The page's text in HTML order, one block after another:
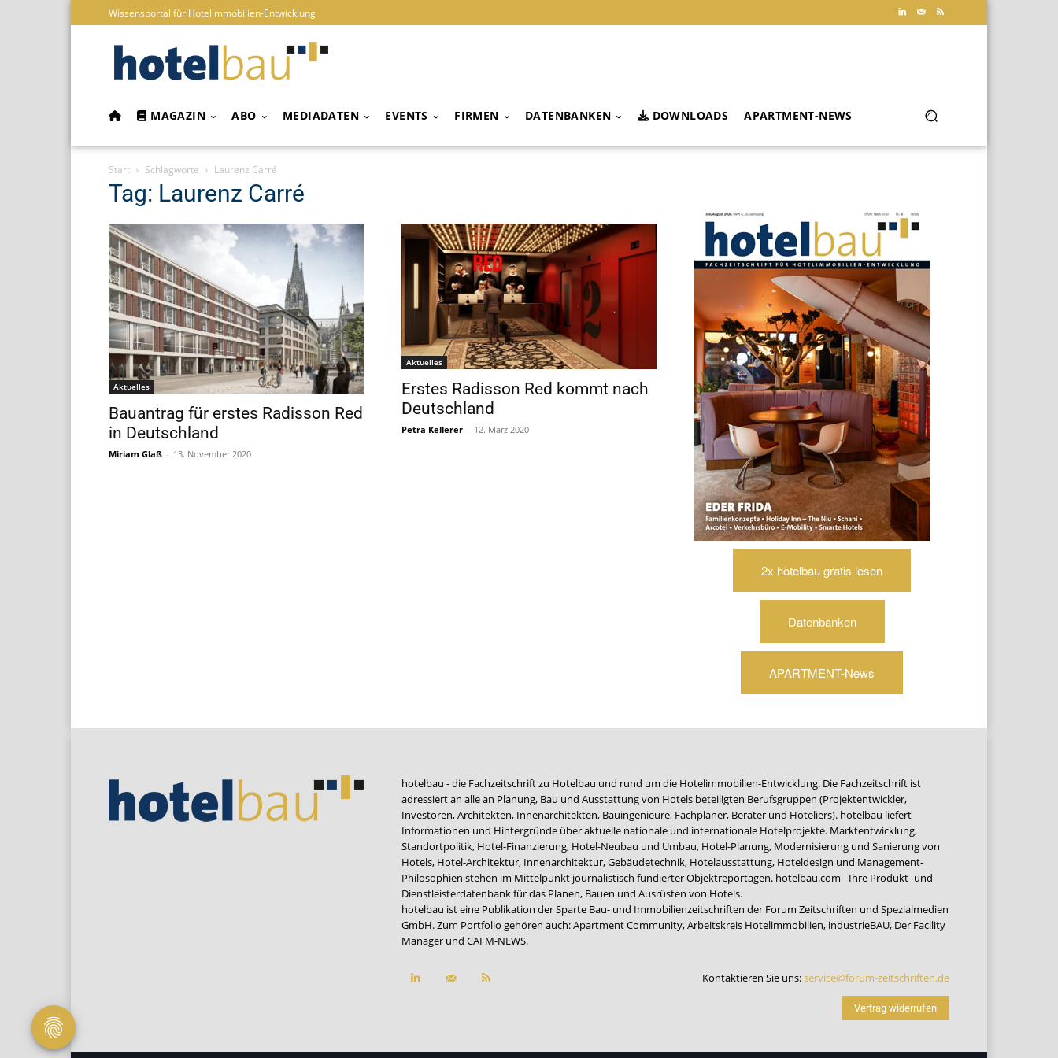
Wissensportal für Hotelimmobilien-Entwicklung
MAGAZIN ABO MEDIADATEN EVENTS FIRMEN DATENBANKEN DOWNLOADS APARTMENT-NEWS
Start Schlagworte Laurenz Carré
Tag: Laurenz Carré
Aktuelles
Bauantrag für erstes Radisson Red
in Deutschland
Miriam Glaß - 13. November 2020
Aktuelles
Erstes Radisson Red kommt nach
Deutschland
Petra Kellerer - 12. März 2020
2x hotelbau gratis lesen
Datenbanken
APARTMENT-News
hotelbau - die Fachzeitschrift zu Hotelbau und rund um die Hotelimmobilien-Entwicklung. Die Fachzeitschrift ist
adressiert an alle an Planung, Bau und Ausstattung von Hotels beteiligten Berufsgruppen (Projektentwickler,
Investoren, Architekten, Innenarchitekten, Bauingenieure, Fachplaner, Berater und Hoteliers). hotelbau liefert
Informationen und Hintergründe über aktuelle nationale und internationale Hotelprojekte. Marktentwicklung,
Standortpolitik, Hotel-Finanzierung, Hotel-Neubau und Umbau, Hotel-Planung, Modernisierung und Sanierung von
Hotels, Hotel-Architektur, Innenarchitektur, Gebäudetechnik, Hotelausstattung, Hoteldesign und Management-
Philosophien stehen im Mittelpunkt journalistisch fundierter Objektreportagen. hotelbau.com - Ihre Produkt- und
Dienstleisterdatenbank für das Planen, Bauen und Ausrüsten von Hotels.
hotelbau ist eine Publikation der Sparte Bau- und Immobilienzeitschriften der Forum Zeitschriften und Spezialmedien
GmbH. Zum Portfolio gehören auch:Apartment Community,Arbeitskreis Hotelimmobilien, industrieBAU, Der Facility
Manager und CAFM-NEWS.
Kontaktieren Sie uns:service@forum-zeitschriften.de
Vertrag widerrufen